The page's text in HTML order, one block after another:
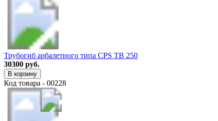
Трубогиб арбалетного типа CPS TB 250
30300 руб.
В корзину
Код товара - 00228